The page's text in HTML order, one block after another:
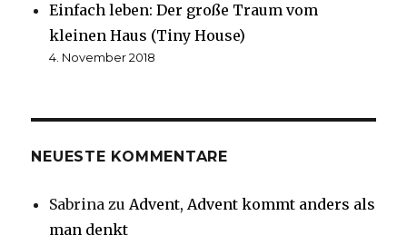
Einfach leben: Der große Traum vom
kleinen Haus (Tiny House)
4. November 2018
NEUESTE KOMMENTARE
Sabrina zuAdvent, Advent kommt anders als
man denkt